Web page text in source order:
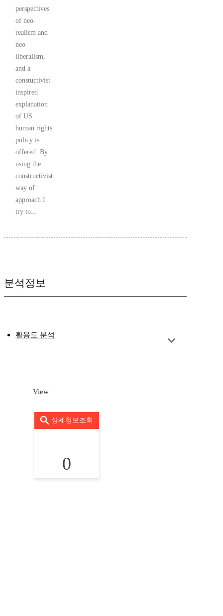
perspectives
of neo-
realism and
neo-
liberalism,
and a
constuctivist
inspired
explanation
of US
human rights
policy is
offered. By
using the
constructivist
way of
approach I
try to...
분석정보
활용도 분석
View
상세정보조회
0